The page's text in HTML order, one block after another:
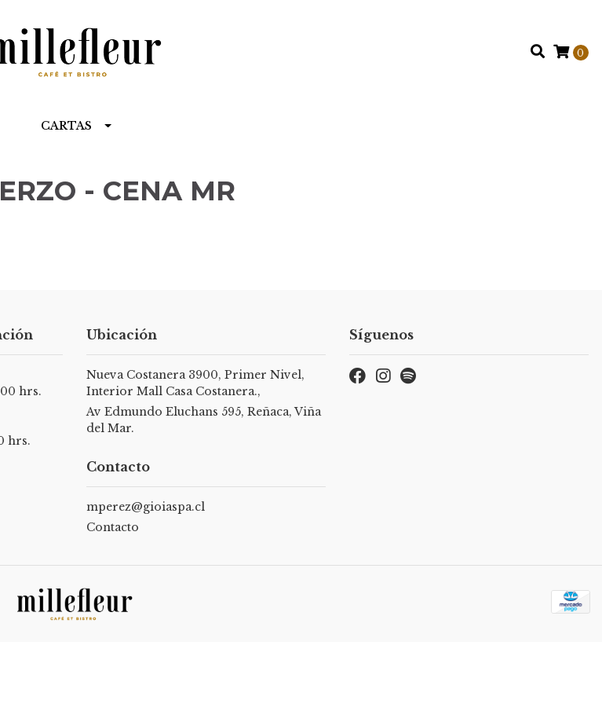
0
CARTAS
- CENA MR
hrs.
hrs.
Ubicación
Nueva Costanera 3900, Primer Nivel,
Interior Mall Casa Costanera.,
Av Edmundo Eluchans 595, Reñaca, Viña
del Mar.
Contacto
mperez@gioiaspa.cl
Contacto
Síguenos